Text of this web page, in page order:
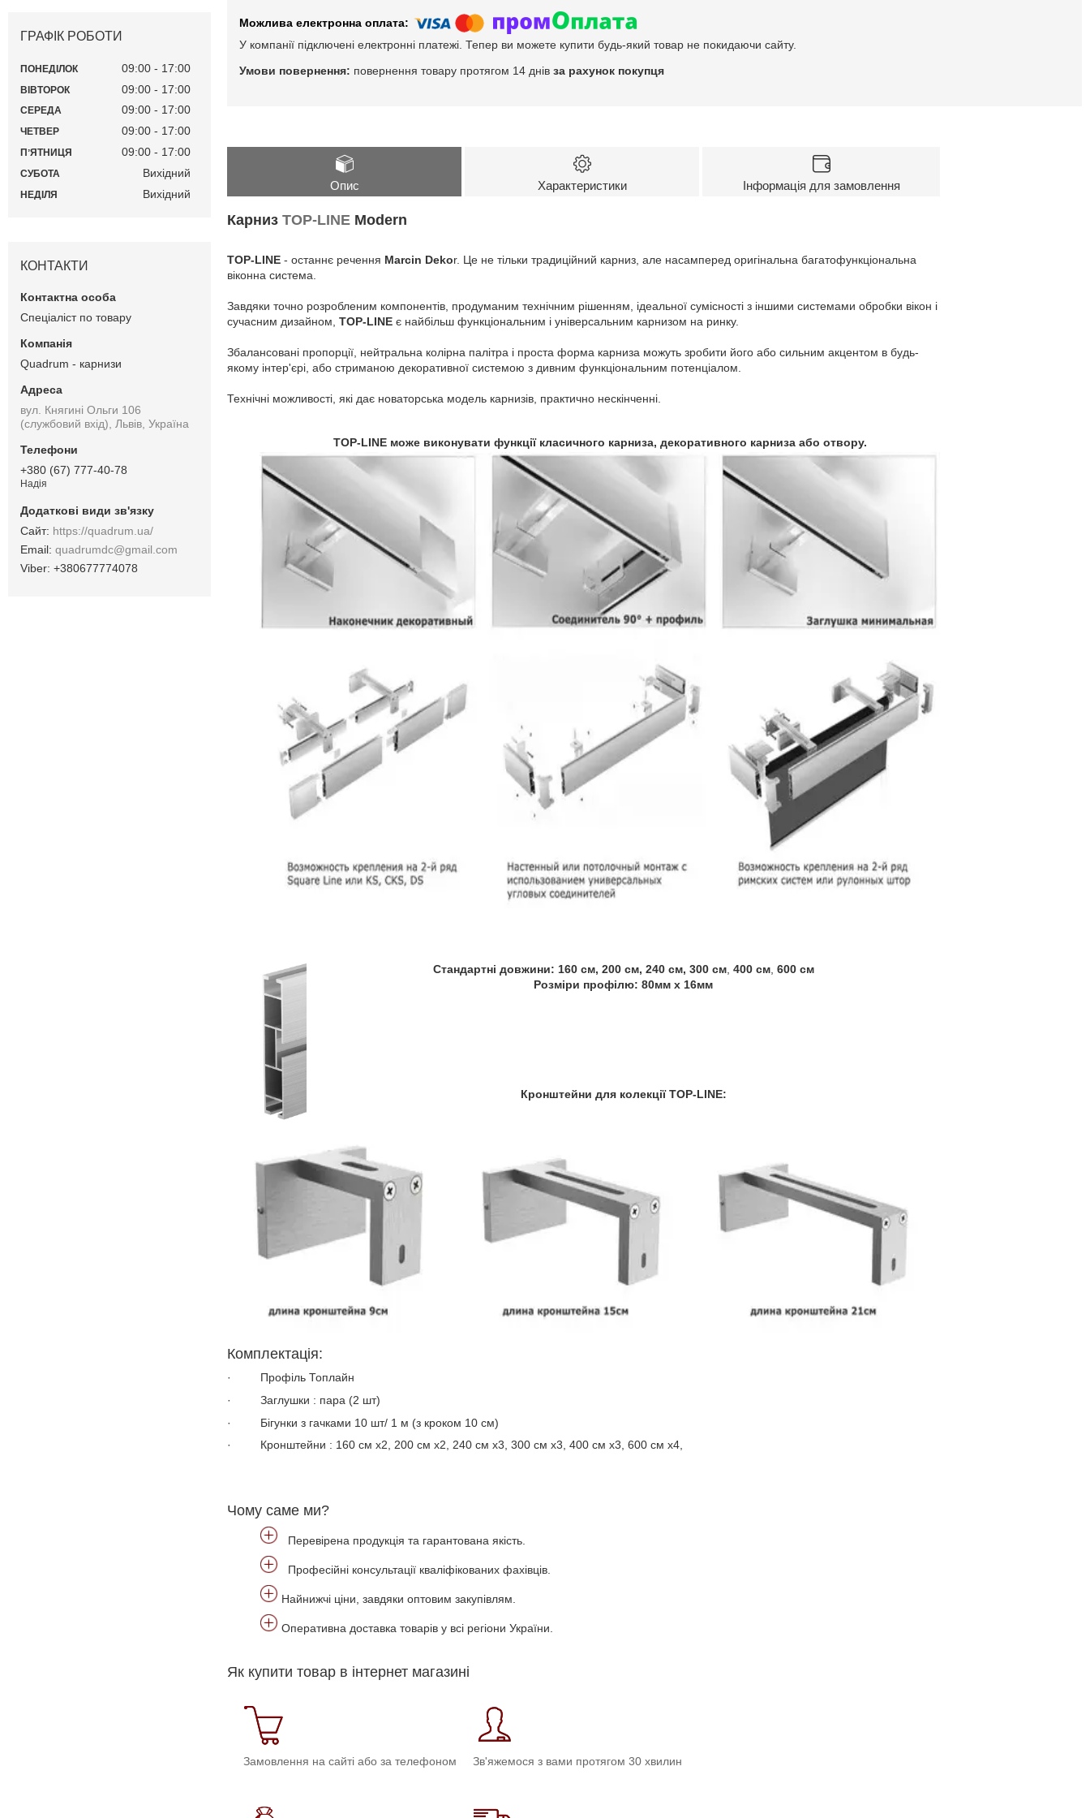
У компанії підключені електронні платежі. Тепер ви можете купити будь-який товар не покидаючи сайту.
повернення товару протягом 14 днів за рахунок покупця
Опис Характеристики Інформація для замовлення
Карниз TOP-LINE Modern
TOP-LINE - останнє речення Marcin Dekor. Це не тільки традиційний карниз, але насамперед оригінальна багатофункціональна
віконна система.
Завдяки точно розробленим компонентів, продуманим технічним рішенням, ідеальної сумісності з іншими системами обробки вікон і
сучасним дизайном, TOP-LINE є найбільш функціональним і універсальним карнизом на ринку.
Збалансовані пропорції, нейтральна колірна палітра і проста форма карниза можуть зробити його або сильним акцентом в будь-
якому інтер'єрі, або стриманою декоративної системою з дивним функціональним потенціалом.
Технічні можливості, які дає новаторська модель карнизів, практично нескінченні.
TOP-LINE може виконувати функції класичного карниза, декоративного карниза або отвору.
Стандартні довжини: 160 см, 200 см, 240 см, 300 см, 400 см, 600 см
Розміри профілю: 80мм х 16мм
Кронштейни для колекції TOP-LINE:
Комплектація:
·
Профіль Топлайн
·
Заглушки : пара (2 шт)
·
Бігунки з гачками 10 шт/ 1 м (з кроком 10 см)
·
Кронштейни : 160 см х2, 200 см х2, 240 см х3, 300 см х3, 400 см х3, 600 см х4,
Чому саме ми?
Перевірена продукція та гарантована якість.
Професійні консультації кваліфікованих фахівців.
Найнижчі ціни, завдяки оптовим закупівлям.
Оперативна доставка товарів у всі регіони України.
Як купити товар в інтернет магазині
Замовлення на сайті або за телефоном Зв'яжемося з вами протягом 30 хвилин
ГРАФІК РОБОТИ
ПОНЕДІЛОК 09:00 17:00
ВІВТОРОК 09:00 17:00
СЕРЕДА 09:00 17:00
ЧЕТВЕР 09:00 17:00
ПʼЯТНИЦЯ 09:00 17:00
СУБОТА Вихідний
НЕДІЛЯ Вихідний
КОНТАКТИ
Спеціаліст по товару
Quadrum - карнизи
вул. Княгині Ольги 106
(службовий вхід), Львів, Україна
+380 (67) 777-40-78
Надія
https://quadrum.ua/
quadrumdc@gmail.com
+380677774078